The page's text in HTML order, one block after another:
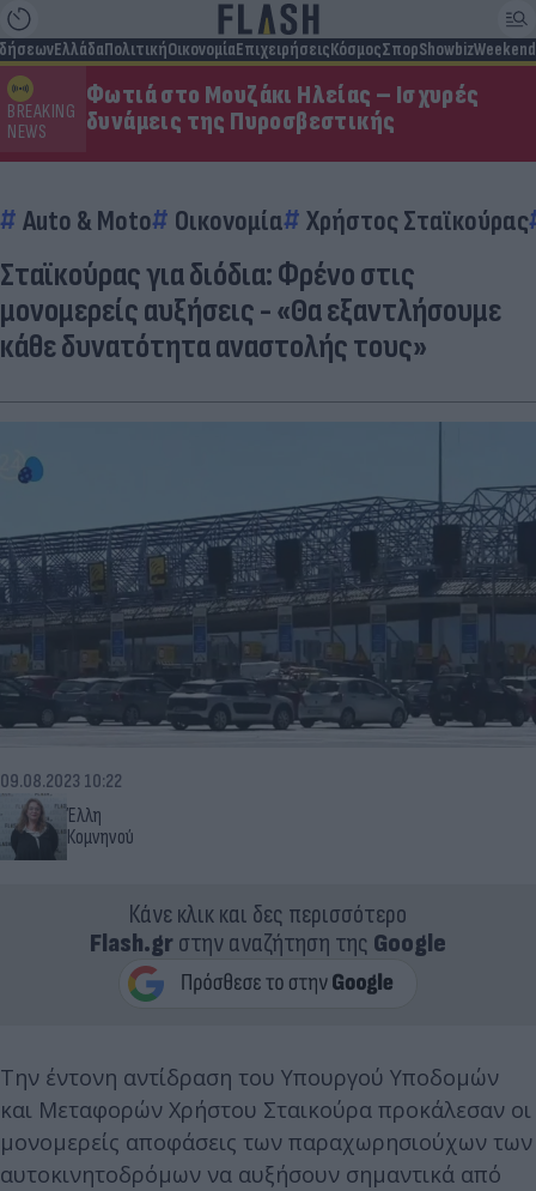
ΕλλάδαΠολιτικήΟικονομίαΕπιχειρήσειςΚόσμοςΣπορShowbizWeekend
BREAKING
NEWS
Φωτιά στο Μουζάκι Ηλείας – Ισχυρές
δυνάμεις της Πυροσβεστικής
Auto & Moto Οικονομία Χρήστος Σταϊκούρας
Σταϊκούρας για διόδια: Φρένο στις
μονομερείς αυξήσεις - «Θα εξαντλήσουμε
κάθε δυνατότητα αναστολής τους»
Έλλη
Κομνηνού
09.08.2023 10:22
Κάνε κλικ και δες περισσότερο
Flash.grστην αναζήτηση της Google
Την έντονη αντίδραση του Υπουργού Υποδομών
και Μεταφορών Χρήστου Σταικούρα προκάλεσαν οι
μονομερείς αποφάσεις των παραχωρησιούχων των
αυτοκινητοδρόμων να αυξήσουν σημαντικά από